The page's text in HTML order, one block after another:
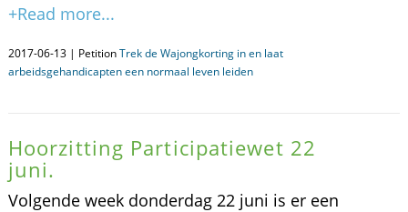
+Read more...
2017-06-13 | PetitionTrek de Wajongkorting in en laat
arbeidsgehandicapten een normaal leven leiden
Hoorzitting Participatiewet 22
juni.
Volgende week donderdag 22 juni is er een